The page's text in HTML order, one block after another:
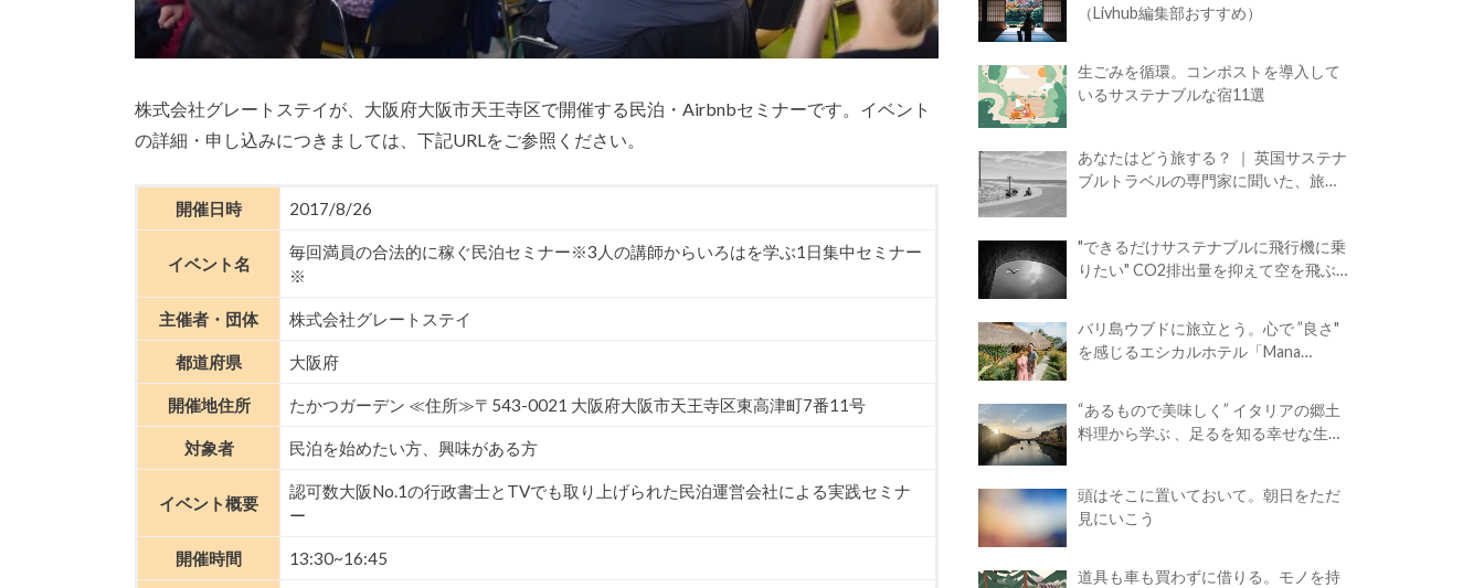
株式会社グレートステイが、大阪府大阪市天王寺区で開催する民泊・Airbnbセミナーです。イベント
の詳細・申し込みにつきましては、下記URLをご参照ください。
開催日時 2017/8/26
イベント名
毎回満員の合法的に稼ぐ民泊セミナー※3人の講師からいろはを学ぶ1日集中セミナー
※
主催者・団体 株式会社グレートステイ
都道府県 大阪府
開催地住所 たかつガーデン ≪住所≫〒543-0021 大阪府大阪市天王寺区東高津町7番11号
対象者 民泊を始めたい方、興味がある方
イベント概要
認可数大阪No.1の行政書士とTVでも取り上げられた民泊運営会社による実践セミナ
ー
開催時間 13:30~16:45
（Livhub編集部おすすめ）
生ごみを循環。コンポストを導入して
いるサステナブルな宿11選
あなたはどう旅する？ ｜ 英国サステナ
ブルトラベルの専門家に聞いた、旅の
"できるだけサステナブルに飛行機に乗
りたい" CO2排出量を抑えて空を飛ぶ
バリ島ウブドに旅立とう。心で ”良さ"
を感じるエシカルホテル「Mana
“あるもので美味しく” イタリアの郷土
料理から学ぶ 、足るを知る幸せな生き
頭はそこに置いておいて。朝日をただ
見にいこう
道具も車も買わずに借りる。モノを持